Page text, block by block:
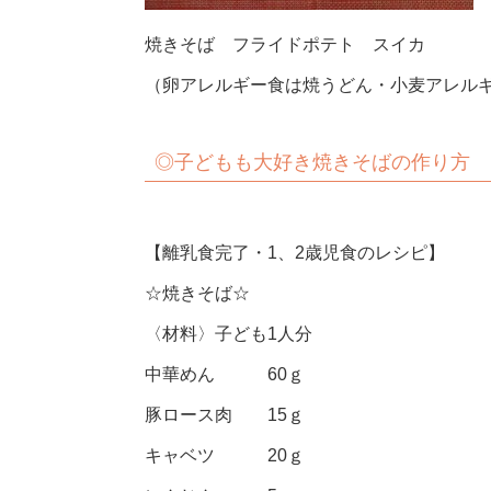
焼きそば フライドポテト スイカ
（卵アレルギー食は焼うどん・小麦アレル
◎子どもも大好き焼きそばの作り方
【離乳食完了・1、2歳児食のレシピ】
☆焼きそば☆
〈材料〉子ども1人分
中華めん 60ｇ
豚ロース肉 15ｇ
キャベツ 20ｇ